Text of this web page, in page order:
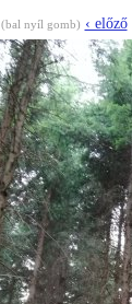
(bal nyíl gomb) ‹ előző